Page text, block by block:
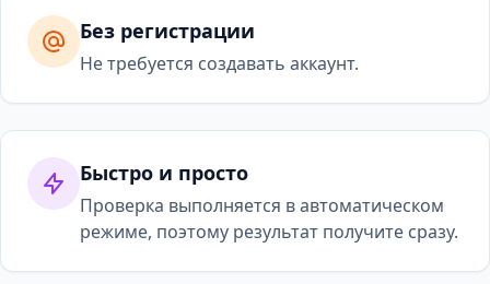
Без регистрации
Не требуется создавать аккаунт.
Быстро и просто
Проверка выполняется в автоматическом
режиме, поэтому результат получите сразу.